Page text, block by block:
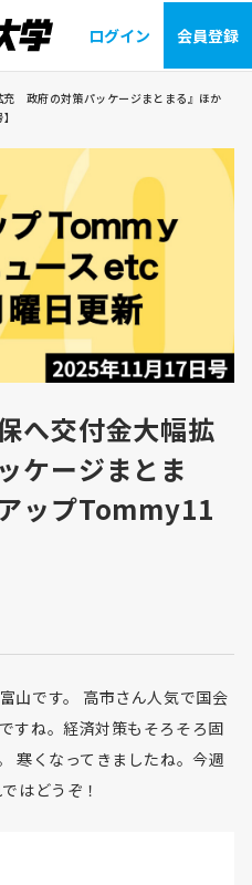
ログイン 会員登録
充 政府の対策パッケージまとまる』ほか
へ交付金大幅拡
ケージまとま
ップTommy11
山です。 高市さん人気で国会
すね。経済対策もそろそろ固
寒くなってきましたね。今週
はどうぞ！